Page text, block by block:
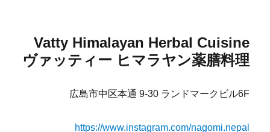
Vatty Himalayan Herbal Cuisine
ヴァッティー ヒマラヤン薬膳料理
広島市中区本通 9-30 ランドマークビル6F
https://www.instagram.com/nagomi.nepal